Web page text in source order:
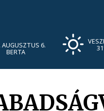
AUGUSZTUS 6.
BERTA